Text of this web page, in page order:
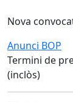
Nova
Anunci BOP
Termini de
(inclòs)